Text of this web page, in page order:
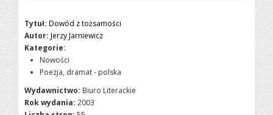
Tytuł: Dowód z tożsamości
Autor: Jerzy Jarniewicz
Kategorie:
Nowości
Poezja, dramat - polska
Wydawnictwo: Biuro Literackie
Rok wydania: 2003